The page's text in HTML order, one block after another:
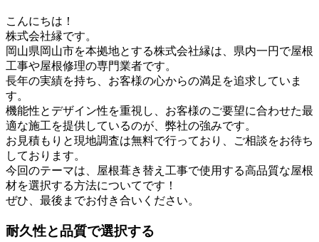
こんにちは！
株式会社縁です。
岡山県岡山市を本拠地とする株式会社縁は、県内一円で屋根
工事や屋根修理の専門業者です。
長年の実績を持ち、お客様の心からの満足を追求していま
す。
機能性とデザイン性を重視し、お客様のご要望に合わせた最
適な施工を提供しているのが、弊社の強みです。
お見積もりと現地調査は無料で行っており、ご相談をお待ち
しております。
今回のテーマは、屋根葺き替え工事で使用する高品質な屋根
材を選択する方法についてです！
ぜひ、最後までお付き合いください。
耐久性と品質で選択する